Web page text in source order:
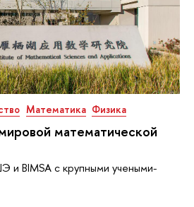
Математика Физика
математической
BIMSA с крупными учеными-